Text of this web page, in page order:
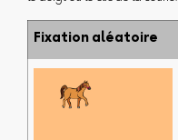
Fixation aléatoire